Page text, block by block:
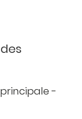
-